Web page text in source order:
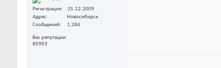
Регистрация
25.12.2009
Адрес
Новосибирск
Сообщений
1,286
Вес репутации
80903